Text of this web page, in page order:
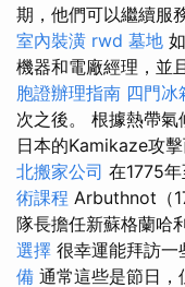
期，他們可以繼續服
室內裝潢 rwd 墓地
機器和電廠經理，並
胞證辦理指南 四門冰
次之後。 根據熱帶
日本的Kamikaze攻
北搬家公司 在1775
術課程 Arbuthnot（
隊長擔任新蘇格蘭哈
選擇 很幸運能拜訪一
備 通常這些是節日，